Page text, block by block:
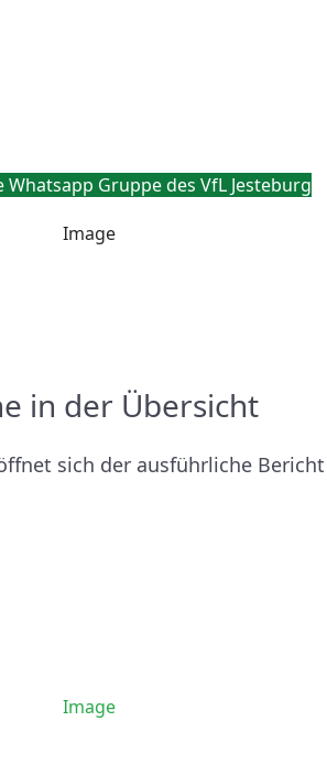
Gruppe des VfL Jesteburg
in der Übersicht
sich der ausführliche Bericht